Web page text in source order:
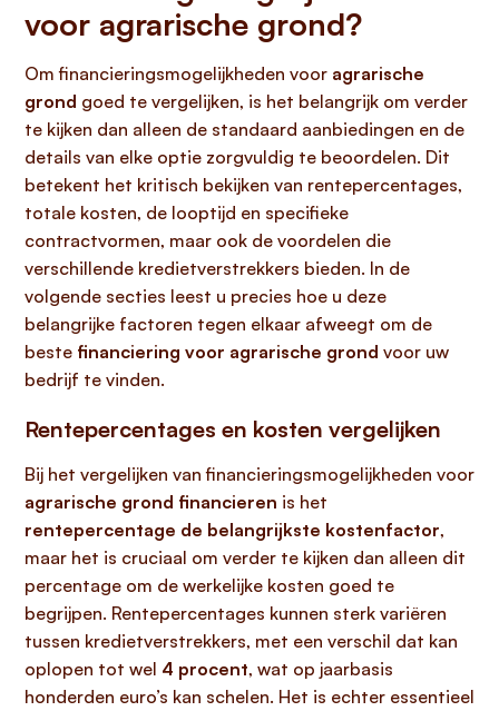
voor agrarische grond?
Om financieringsmogelijkheden voor agrarische
grond goed te vergelijken, is het belangrijk om verder
te kijken dan alleen de standaard aanbiedingen en de
details van elke optie zorgvuldig te beoordelen. Dit
betekent het kritisch bekijken van rentepercentages,
totale kosten, de looptijd en specifieke
contractvormen, maar ook de voordelen die
verschillende kredietverstrekkers bieden. In de
volgende secties leest u precies hoe u deze
belangrijke factoren tegen elkaar afweegt om de
beste financiering voor agrarische grond voor uw
bedrijf te vinden.
Rentepercentages en kosten vergelijken
Bij het vergelijken van financieringsmogelijkheden voor
agrarische grond financieren is het
rentepercentage de belangrijkste kostenfactor,
maar het is cruciaal om verder te kijken dan alleen dit
percentage om de werkelijke kosten goed te
begrijpen. Rentepercentages kunnen sterk variëren
tussen kredietverstrekkers, met een verschil dat kan
oplopen tot wel 4 procent, wat op jaarbasis
honderden euro’s kan schelen. Het is echter essentieel